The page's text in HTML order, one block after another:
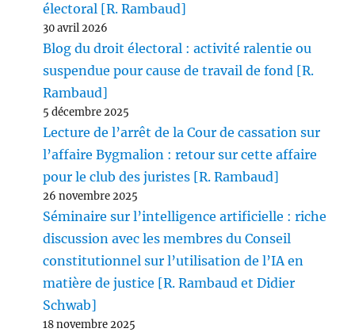
électoral [R. Rambaud]
30 avril 2026
Blog du droit électoral : activité ralentie ou
suspendue pour cause de travail de fond [R.
Rambaud]
5 décembre 2025
Lecture de l’arrêt de la Cour de cassation sur
l’affaire Bygmalion : retour sur cette affaire
pour le club des juristes [R. Rambaud]
26 novembre 2025
Séminaire sur l’intelligence artificielle : riche
discussion avec les membres du Conseil
constitutionnel sur l’utilisation de l’IA en
matière de justice [R. Rambaud et Didier
Schwab]
18 novembre 2025